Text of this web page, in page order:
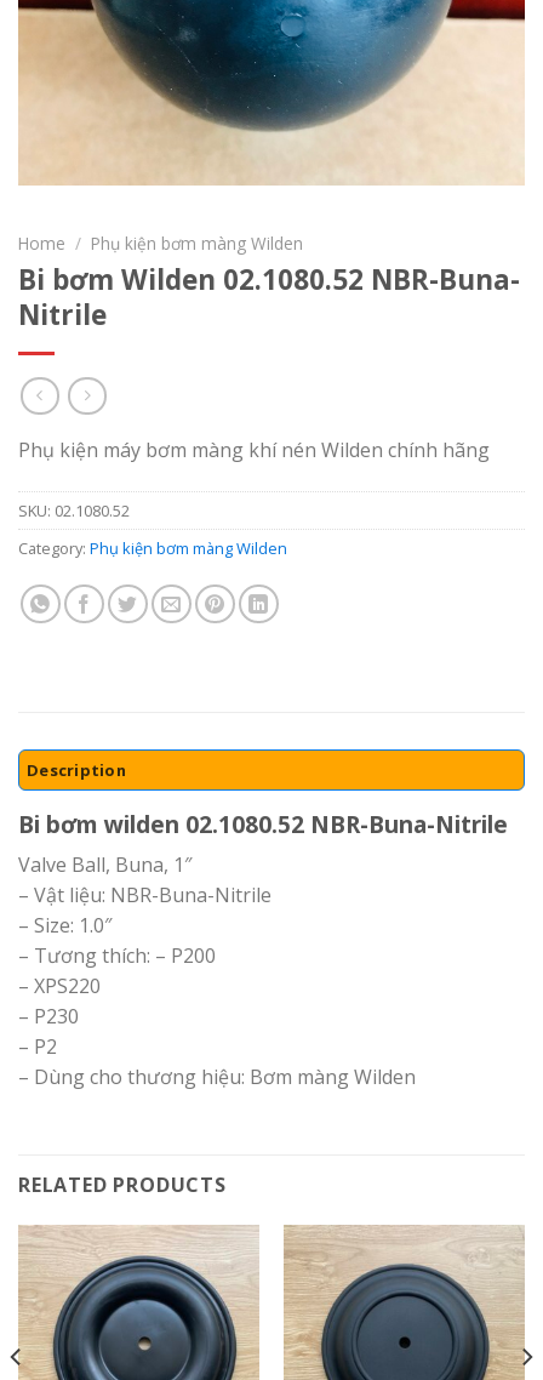
Home / Phụ kiện bơm màng Wilden
Bi bơm Wilden 02.1080.52 NBR-Buna-
Nitrile
Phụ kiện máy bơm màng khí nén Wilden chính hãng
SKU: 02.1080.52
Category: Phụ kiện bơm màng Wilden
Description
Bi bơm wilden 02.1080.52 NBR-Buna-Nitrile
Valve Ball, Buna, 1″
– Vật liệu: NBR-Buna-Nitrile
– Size: 1.0″
– Tương thích: – P200
– XPS220
– P230
– P2
– Dùng cho thương hiệu: Bơm màng Wilden
RELATED PRODUCTS